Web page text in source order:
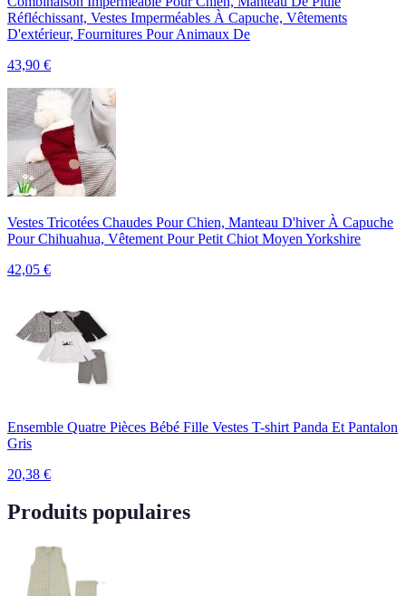
Réfléchissant, Vestes Imperméables À Capuche, Vêtements
D'extérieur, Fournitures Pour Animaux De
43,90 €
Vestes Tricotées Chaudes Pour Chien, Manteau D'hiver À Capuche
Pour Chihuahua, Vêtement Pour Petit Chiot Moyen Yorkshire
42,05 €
Ensemble Quatre Pièces Bébé Fille Vestes T-shirt Panda Et Pantalon
Gris
20,38 €
Produits populaires